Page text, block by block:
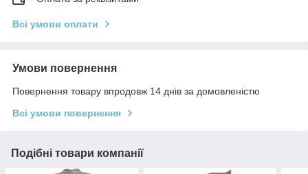
Всі умови оплати
Умови повернення
Повернення товару впродовж 14 днів за домовленістю
Всі умови повернення
Подібні товари компанії